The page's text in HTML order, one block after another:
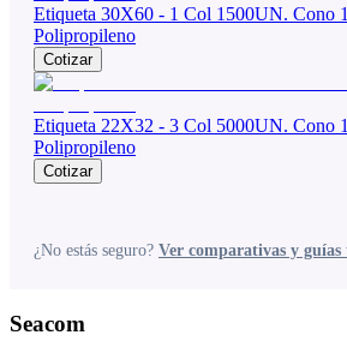
Etiqueta 30X60 - 1 Col 1500UN. Cono
Polipropileno
Cotizar
Etiqueta 22X32 - 3 Col 5000UN. Cono
Polipropileno
Cotizar
¿No estás seguro? Ver comparativas y guías
Seacom